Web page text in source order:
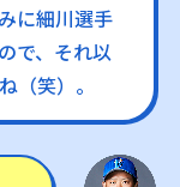
に細川選手
で、それ以
（笑）。